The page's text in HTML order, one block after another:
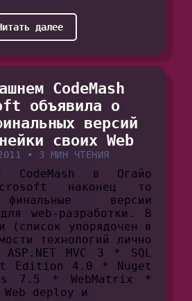
далее
CodeMash
объявила о
версий
своих Web
• 3 МИН ЧТЕНИЯ
CodeMash в Огайо
наконец то
версии
web-разработки. В
(список упорядочен в
технологий лично
MVC 3 * SQL
Edition 4.0 * Nuget
7.5 * WebMatrix *
deploy и